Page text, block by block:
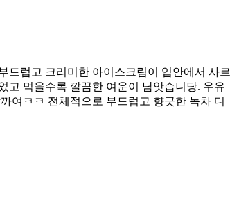
드럽고 크리미한 아이스크림이 입안에서 사르
고 먹을수록 깔끔한 여운이 남앗습니당. 우유
여ㅋㅋ 전체적으로 부드럽고 향긋한 녹차 디